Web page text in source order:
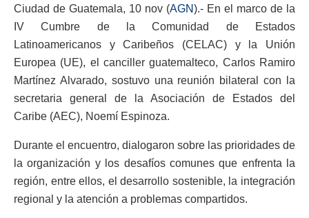
Ciudad de Guatemala, 10 nov (AGN).- En el marco de la
IV Cumbre de la Comunidad de Estados
Latinoamericanos y Caribeños (CELAC) y la Unión
Europea (UE), el canciller guatemalteco, Carlos Ramiro
Martínez Alvarado, sostuvo una reunión bilateral con la
secretaria general de la Asociación de Estados del
Caribe (AEC), Noemí Espinoza.
Durante el encuentro, dialogaron sobre las prioridades de
la organización y los desafíos comunes que enfrenta la
región, entre ellos, el desarrollo sostenible, la integración
regional y la atención a problemas compartidos.